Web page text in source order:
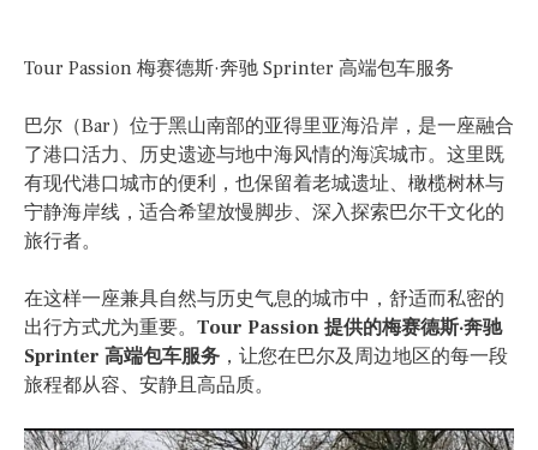
Tour Passion 梅赛德斯·奔驰 Sprinter 高端包车服务
巴尔（Bar）位于黑山南部的亚得里亚海沿岸，是一座融合
了港口活力、历史遗迹与地中海风情的海滨城市。这里既
有现代港口城市的便利，也保留着老城遗址、橄榄树林与
宁静海岸线，适合希望放慢脚步、深入探索巴尔干文化的
旅行者。
在这样一座兼具自然与历史气息的城市中，舒适而私密的
出行方式尤为重要。 Tour Passion 提供的梅赛德斯·奔驰
Sprinter 高端包车服务 ，让您在巴尔及周边地区的每一段
旅程都从容、安静且高品质。